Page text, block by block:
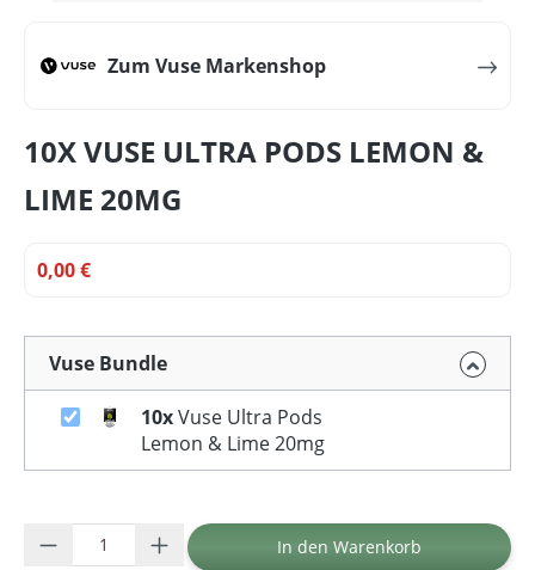
Zum Vuse Markenshop
10X VUSE ULTRA PODS LEMON &
LIME 20MG
0,00 €
Vuse Bundle
10xVuse Ultra Pods
Lemon & Lime 20mg
Produkt Anzahl: Gib den gewünschten
In den Warenkorb